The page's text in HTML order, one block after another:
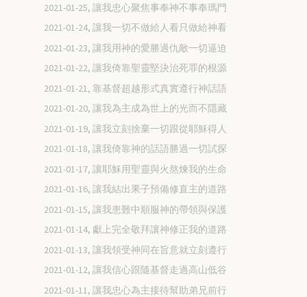
2021-01-25, 讓我忠心聚焦事奉神不事奉瑪門
2021-01-24, 讓我一切不做給人看只做給神看
2021-01-23, 讓我用神的愛勝過仇敵一切逼迫
2021-01-22, 讓我倚靠聖靈堅決治死罪的根源
2021-01-21, 靠基督超越形式真實遵行神話語
2021-01-20, 讓我為主成為世上的光而不隱藏
2021-01-19, 讓我立刻捨棄一切跟從耶穌得人
2021-01-18, 讓我倚靠神的話語勝過一切試探
2021-01-17, 讓耶穌用聖靈與火熬煉我的生命
2021-01-16, 讓我結出果子預備修直主的道路
2021-01-15, 讓我患難中順服神的帶領與保護
2021-01-14, 獻上完全敬拜讓神修正我的道路
2021-01-13, 讓我領受神同在旨意就立刻遵行
2021-01-12, 讓我信心跟隨基督走過高山低谷
2021-01-11, 讓我忠心為主接待幫助弟兄前行